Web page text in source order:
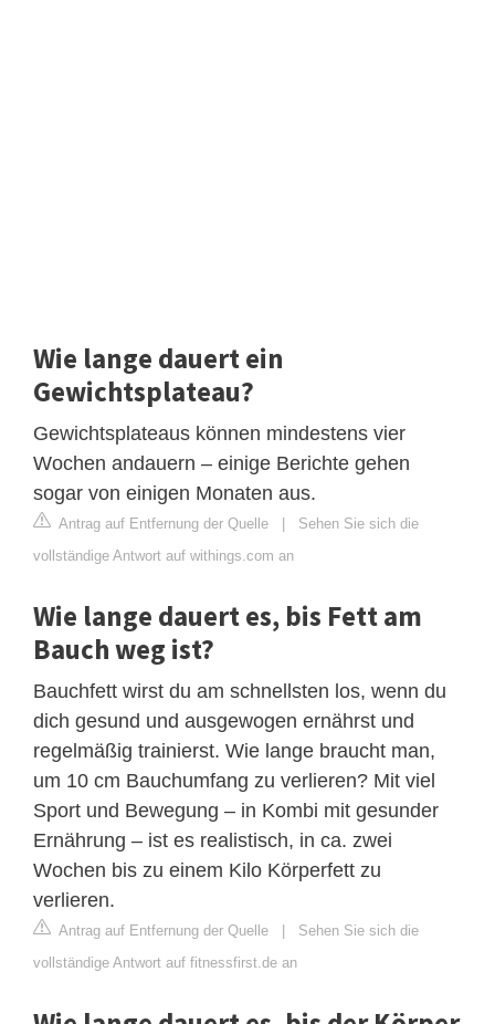
Wie lange dauert ein
Gewichtsplateau?
Gewichtsplateaus können mindestens vier
Wochen andauern – einige Berichte gehen
sogar von einigen Monaten aus.
Antrag auf Entfernung der Quelle | Sehen Sie sich die
vollständige Antwort auf withings.com an
Wie lange dauert es, bis Fett am
Bauch weg ist?
Bauchfett wirst du am schnellsten los, wenn du
dich gesund und ausgewogen ernährst und
regelmäßig trainierst. Wie lange braucht man,
um 10 cm Bauchumfang zu verlieren? Mit viel
Sport und Bewegung – in Kombi mit gesunder
Ernährung – ist es realistisch, in ca. zwei
Wochen bis zu einem Kilo Körperfett zu
verlieren.
Antrag auf Entfernung der Quelle | Sehen Sie sich die
vollständige Antwort auf fitnessfirst.de an